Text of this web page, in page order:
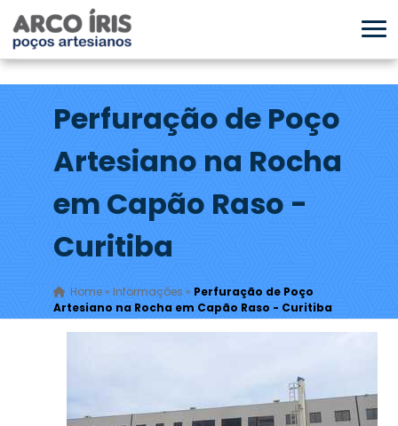
Perfuração de Poço
Artesiano na Rocha
em Capão Raso -
Curitiba
Home» Informações » Perfuração de Poço
Artesiano na Rocha em Capão Raso - Curitiba